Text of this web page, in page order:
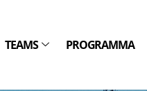
TEAMS PROGRAMMA